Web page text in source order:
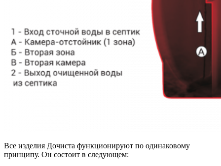
Все изделия Дочиста функционируют по одинаковому
принципу. Он состоит в следующем: